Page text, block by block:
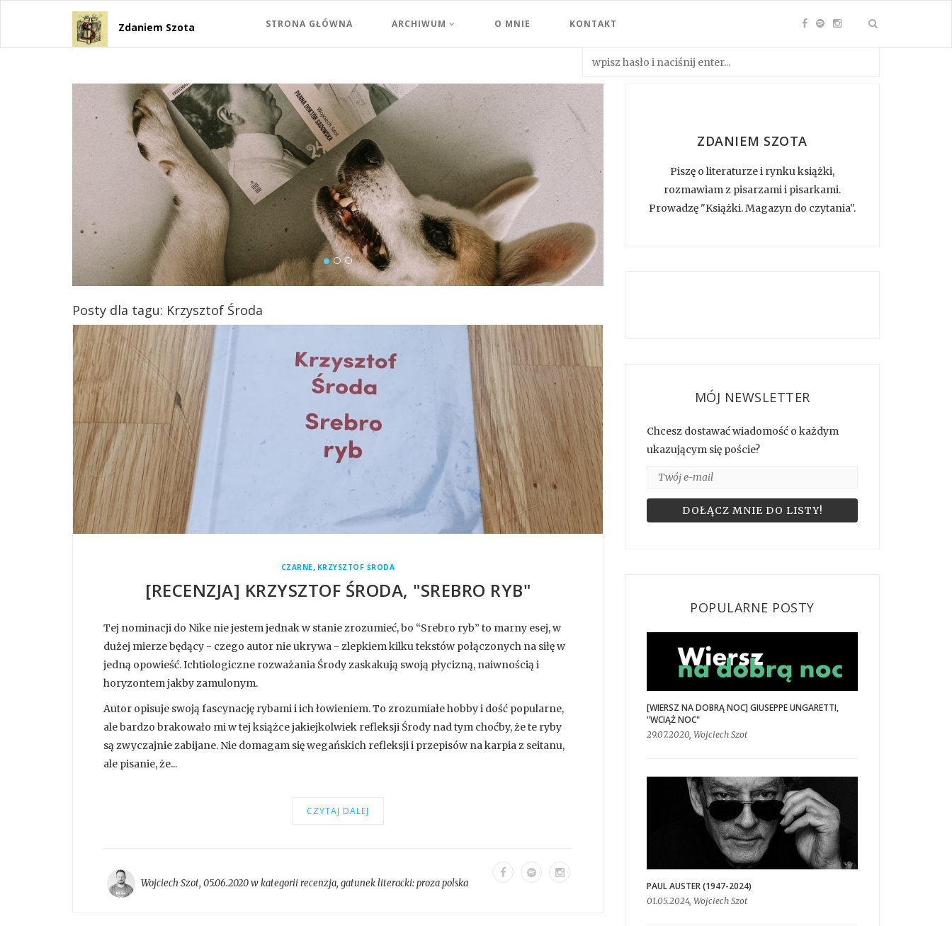
Zdaniem Szota STRONA GŁÓWNA ARCHIWUM O MNIE KONTAKT
Posty dla tagu: Krzysztof Środa
CZARNE, KRZYSZTOF ŚRODA
[RECENZJA] KRZYSZTOF ŚRODA, "SREBRO RYB"
Tej nominacji do Nike nie jestem jednak w stanie zrozumieć, bo “Srebro ryb” to marny esej, w
dużej mierze będący - czego autor nie ukrywa - zlepkiem kilku tekstów połączonych na siłę w
jedną opowieść. Ichtiologiczne rozważania Środy zaskakują swoją płycizną, naiwnością i
horyzontem jakby zamulonym.
Autor opisuje swoją fascynację rybami i ich łowieniem. To zrozumiałe hobby i dość popularne,
ale bardzo brakowało mi w tej książce jakiejkolwiek refleksji Środy nad tym choćby, że te ryby
są zwyczajnie zabijane. Nie domagam się wegańskich refleksji i przepisów na karpia z seitanu,
ale pisanie, że...
CZYTAJ DALEJ
Wojciech Szot, 05.06.2020 w kategoriirecenzja, gatunek literacki:proza polska
ZDANIEM SZOTA
Piszę o literaturze i rynku książki,
rozmawiam z pisarzami i pisarkami.
Prowadzę "Książki. Magazyn do czytania".
MÓJ NEWSLETTER
Chcesz dostawać wiadomość o każdym
ukazującym się poście?
POPULARNE POSTY
[WIERSZ NA DOBRĄ NOC] GIUSEPPE UNGARETTI,
"WCIĄŻ NOC"
29.07.2020, Wojciech Szot
PAUL AUSTER (1947-2024)
01.05.2024, Wojciech Szot